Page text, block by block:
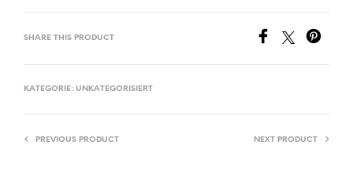
SHARE THIS PRODUCT
KATEGORIE: UNKATEGORISIERT
PREVIOUS PRODUCT NEXT PRODUCT